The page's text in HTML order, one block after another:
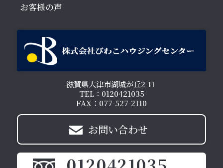
お客様の声
滋賀県大津市湖城が丘2-11
TEL：0120421035
FAX：077-527-2110
お問い合わせ